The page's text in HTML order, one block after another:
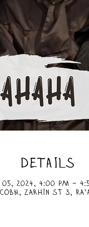
DETAILS
2024, 4:00 PM –
Zarhin St 3,